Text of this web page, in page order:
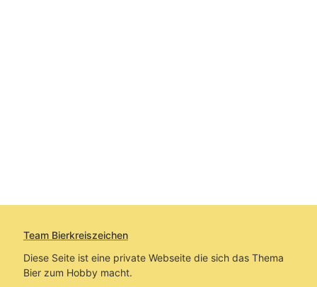
Team Bierkreiszeichen
Diese Seite ist eine private Webseite die sich das Thema
Bier zum Hobby macht.